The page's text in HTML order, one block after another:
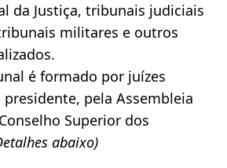
da Justiça, tribunais judiciais
militares e outros
é formado por juízes
pela Assembleia
Superior dos
abaixo)